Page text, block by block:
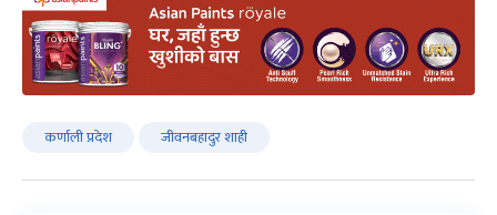
कर्णाली प्रदेश जीवनबहादुर शाही